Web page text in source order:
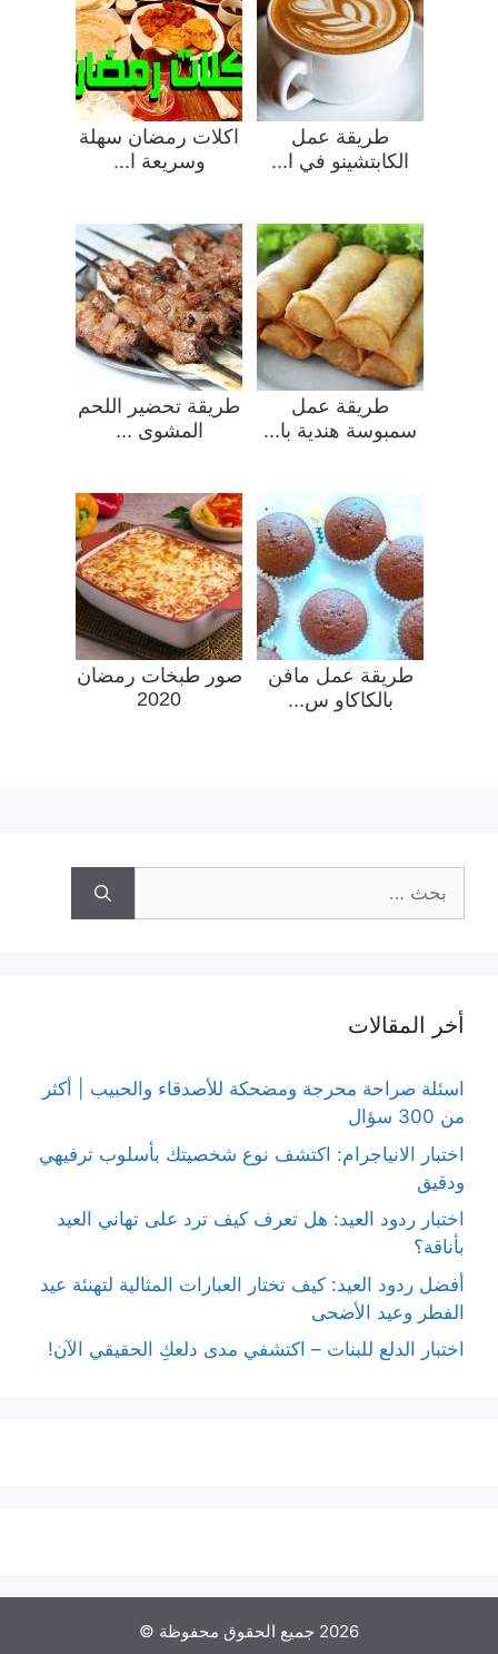
طريقة عمل
الكابتشينو في ا...
اكلات رمضان سهلة
وسريعة ا...
طريقة عمل
سمبوسة هندية با...
طريقة تحضير اللحم
المشوى ...
طريقة عمل مافن
بالكاكاو س...
صور طبخات رمضان
2020
عن:
أخر المقالات
اسئلة صراحة محرجة ومضحكة للأصدقاء والحبيب | أكثر
من 300 سؤال
اختبار الانياجرام: اكتشف نوع شخصيتك بأسلوب ترفيهي
ودقيق
اختبار ردود العيد: هل تعرف كيف ترد على تهاني العيد
بأناقة؟
أفضل ردود العيد: كيف تختار العبارات المثالية لتهنئة عيد
الفطر وعيد الأضحى
اختبار الدلع للبنات – اكتشفي مدى دلعكِ الحقيقي الآن!
2026 جميع الحقوق محفوظة ©